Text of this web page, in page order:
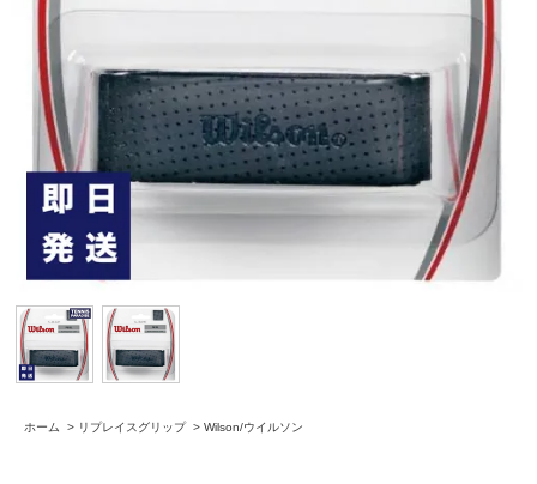
ホーム > リプレイスグリップ > Wilson/ウイルソン